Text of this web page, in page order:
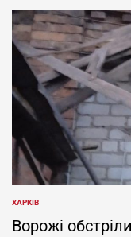
ОПУБЛІКУВАТИ
У
ХАРКІВ
Ворожі